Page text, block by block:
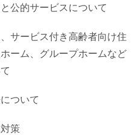
公的サービスについて
サービス付き高齢者向け住
ーム、グループホームなど
ついて
策